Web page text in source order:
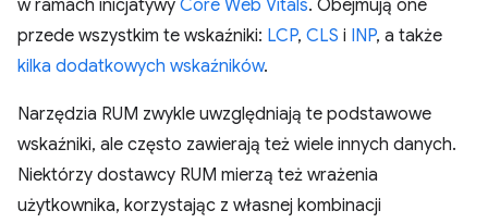
w ramach inicjatywy Core Web Vitals. Obejmują one
przede wszystkim te wskaźniki: LCP, CLS i INP, a także
kilka dodatkowych wskaźników.
Narzędzia RUM zwykle uwzględniają te podstawowe
wskaźniki, ale często zawierają też wiele innych danych.
Niektórzy dostawcy RUM mierzą też wrażenia
użytkownika, korzystając z własnej kombinacji